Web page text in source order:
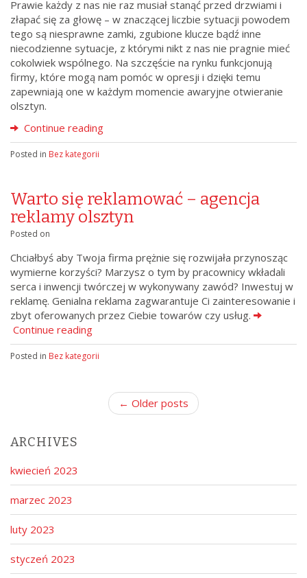
Prawie każdy z nas nie raz musiał stanąć przed drzwiami i
złapać się za głowę – w znaczącej liczbie sytuacji powodem
tego są niesprawne zamki, zgubione klucze bądź inne
niecodzienne sytuacje, z którymi nikt z nas nie pragnie mieć
cokolwiek wspólnego. Na szczęście na rynku funkcjonują
firmy, które mogą nam pomóc w opresji i dzięki temu
zapewniają one w każdym momencie awaryjne otwieranie
olsztyn.
Continue reading
Posted in Bez kategorii
Warto się reklamować – agencja
reklamy olsztyn
Posted on
Chciałbyś aby Twoja firma prężnie się rozwijała przynosząc
wymierne korzyści? Marzysz o tym by pracownicy wkładali
serca i inwencji twórczej w wykonywany zawód? Inwestuj w
reklamę. Genialna reklama zagwarantuje Ci zainteresowanie i
zbyt oferowanych przez Ciebie towarów czy usług.
Continue reading
Posted in Bez kategorii
s
n
a
v
i
g
a
← Older posts
ARCHIVES
kwiecień 2023
marzec 2023
luty 2023
styczeń 2023